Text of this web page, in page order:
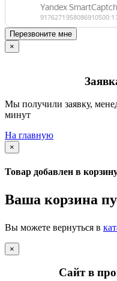
Перезвоните мне
×
Мы получили заявку,
минут
На главную
×
Товар добавлен в
Ваша корзина
Вы можете вернуться в
×
Сайт в